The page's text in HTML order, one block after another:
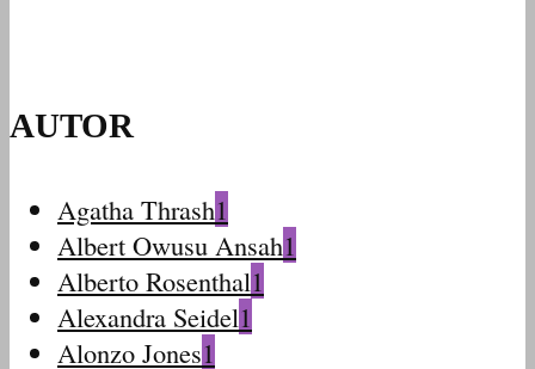
AUTOR
Agatha Thrash1
Albert Owusu Ansah1
Alberto Rosenthal1
Alexandra Seidel1
Alonzo Jones1